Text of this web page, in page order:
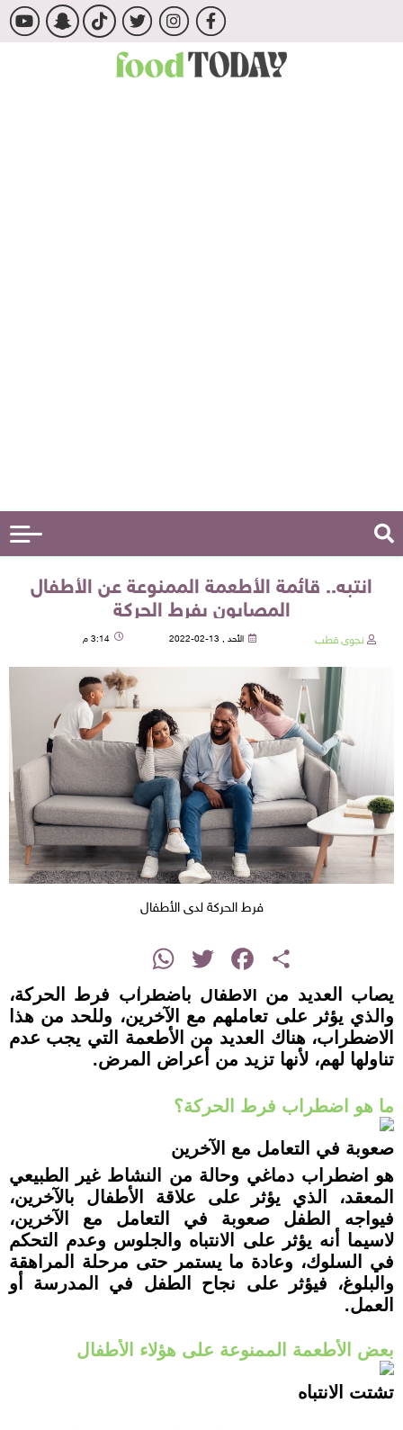
انتبه.. قائمة الأطعمة الممنوعة عن الأطفال
المصابون بفرط الحركة
نجوى قطب الأحد , 13-02-2022 3:14 م
فرط الحركة لدى الأطفال
Share
Facebook
Twitter
WhatsApp
يصاب العديد من الأطفال باضطراب فرط الحركة،
والذي يؤثر على تعاملهم مع الآخرين، وللحد من هذا
الاضطراب، هناك العديد من الأطعمة التي يجب عدم
تناولها لهم، لأنها تزيد من أعراض المرض.
ما هو اضطراب فرط الحركة؟
صعوبة في التعامل مع الآخرين
هو اضطراب دماغي وحالة من النشاط غير الطبيعي
المعقد، الذي يؤثر على علاقة الأطفال بالآخرين،
فيواجه الطفل صعوبة في التعامل مع الآخرين،
لاسيما أنه يؤثر على الانتباه والجلوس وعدم التحكم
في السلوك، وعادة ما يستمر حتى مرحلة المراهقة
والبلوغ، فيؤثر على نجاح الطفل في المدرسة أو
العمل.
بعض الأطعمة الممنوعة على هؤلاء الأطفال
تشتت الانتباه